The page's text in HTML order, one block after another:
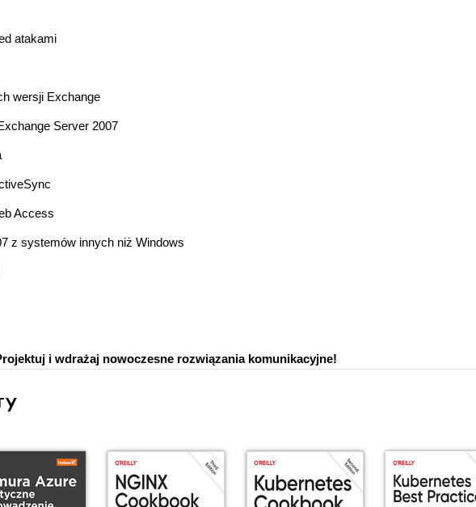
atakami
wersji Exchange
Server 2007
Access
z systemów innych niż Windows
i wdrażaj nowoczesne rozwiązania komunikacyjne!